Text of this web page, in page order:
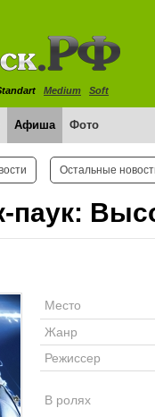
Medium Soft
Афиша Фото
Остальные
Место
Жанр
Режиссер
В ролях